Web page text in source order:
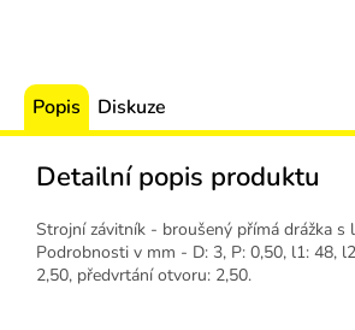
Popis Diskuze
Detailní popis produktu
Strojní závitník - broušený přímá drážka s
Podrobnosti v mm - D: 3, P: 0,50, l1: 48,
2,50, předvrtání otvoru: 2,50.